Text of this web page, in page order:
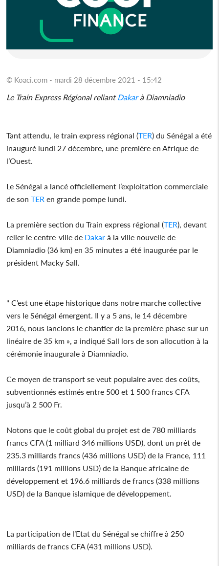
© Koaci.com - mardi 28 décembre 2021 - 15:42
Le Train Express Régional reliant Dakarà Diamniadio
Tant attendu, le train express régional (TER) du Sénégal a été
inauguré lundi 27 décembre, une première en Afrique de
l’Ouest.
Le Sénégal a lancé officiellement l’exploitation commerciale
de sonTER en grande pompe lundi.
La première section du Train express régional (TER), devant
relier le centre-ville de Dakar à la ville nouvelle de
Diamniadio (36 km) en 35 minutes a été inaugurée par le
président Macky Sall.
" C’est une étape historique dans notre marche collective
vers le Sénégal émergent. Il y a 5 ans, le 14 décembre
2016, nous lancions le chantier de la première phase sur un
linéaire de 35 km », a indiqué Sall lors de son allocution à la
cérémonie inaugurale à Diamniadio.
Ce moyen de transport se veut populaire avec des coûts,
subventionnés estimés entre 500 et 1 500 francs CFA
jusqu’à 2 500 Fr.
Notons que le coût global du projet est de 780 milliards
francs CFA (1 milliard 346 millions USD), dont un prêt de
235.3 milliards francs (436 millions USD) de la France, 111
milliards (191 millions USD) de la Banque africaine de
développement et 196.6 milliards de francs (338 millions
USD) de la Banque islamique de développement.
La participation de l’Etat du Sénégal se chiffre à 250
milliards de francs CFA (431 millions USD).